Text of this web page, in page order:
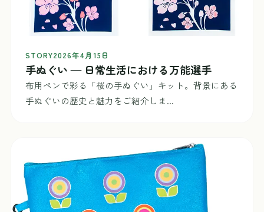
STORY2026年4月15日
手ぬぐい — 日常生活における万能選手
布用ペンで彩る「桜の手ぬぐい」キット。背景にある
手ぬぐいの歴史と魅力をご紹介しま...